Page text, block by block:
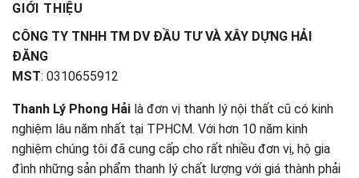
GIỚI THIỆU
CÔNG TY TNHH TM DV ĐẦU TƯ VÀ XÂY DỰNG HẢI
ĐĂNG
MST: 0310655912
Thanh Lý Phong Hải là đơn vị thanh lý nội thất cũ có kinh
nghiệm lâu năm nhất tại TPHCM. Với hơn 10 năm kinh
nghiệm chúng tôi đã cung cấp cho rất nhiều đơn vị, hộ gia
đình những sản phẩm thanh lý chất lượng với giá thành phải